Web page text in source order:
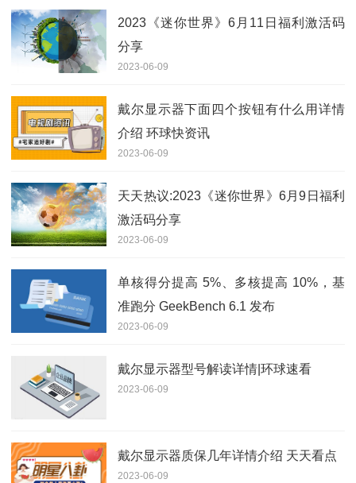
2023《迷你世界》6月11日福利激活码
分享
2023-06-09
戴尔显示器下面四个按钮有什么用详情
介绍 环球快资讯
2023-06-09
天天热议:2023《迷你世界》6月9日福利
激活码分享
2023-06-09
单核得分提高 5%、多核提高 10%，基
准跑分 GeekBench 6.1 发布
2023-06-09
戴尔显示器型号解读详情|环球速看
2023-06-09
戴尔显示器质保几年详情介绍 天天看点
2023-06-09